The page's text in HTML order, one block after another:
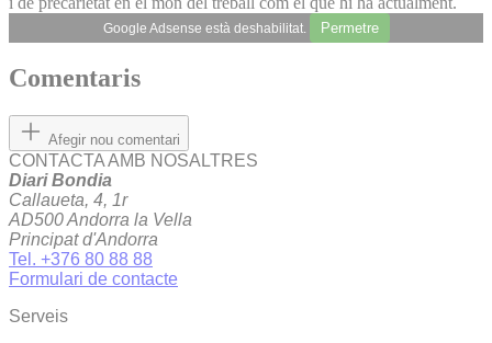
Google Adsense està deshabilitat. Permetre
Comentaris
Afegir nou comentari
CONTACTA AMB NOSALTRES
Diari Bondia
Callaueta, 4, 1r
AD500 Andorra la Vella
Principat d'Andorra
Tel. +376 80 88 88
Formulari de contacte
Serveis